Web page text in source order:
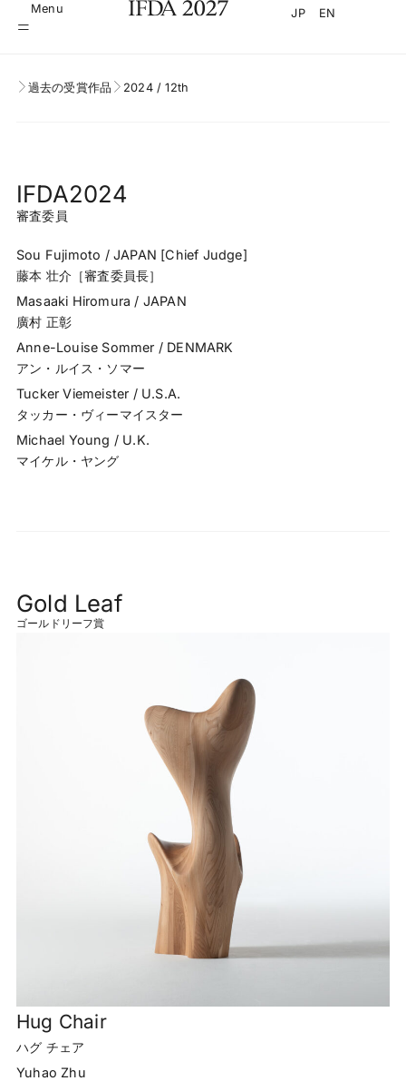
Menu JP EN
過去の受賞作品 2024 / 12th
IFDA2024
審査委員
Sou Fujimoto / JAPAN [Chief Judge]
藤本 壮介［審査委員長］
Masaaki Hiromura / JAPAN
廣村 正彰
Anne-Louise Sommer / DENMARK
アン・ルイス・ソマー
Tucker Viemeister / U.S.A.
タッカー・ヴィーマイスター
Michael Young / U.K.
マイケル・ヤング
Gold Leaf
ゴールドリーフ賞
Hug Chair
ハグ チェア
Yuhao Zhu